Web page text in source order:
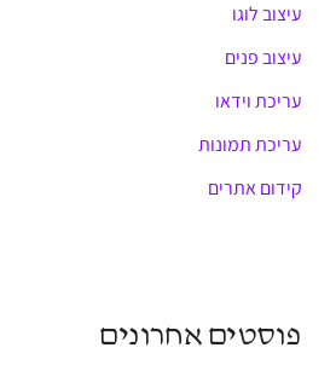
עיצוב לוגו
עיצוב פנים
עריכת וידאו
עריכת תמונות
קידום אתרים
פוסטים אחרונים